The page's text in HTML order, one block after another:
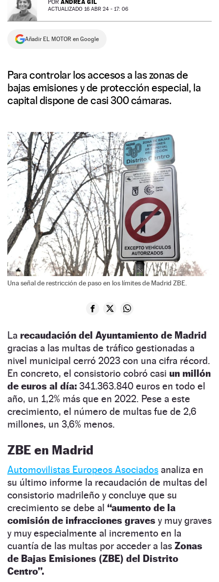
NEWSLETTER
SÍGUENOS
POR ANDREA GIL
ACTUALIZADO 16 ABR 24 - 17: 06
Añadir EL MOTOR en Google
Para controlar los accesos a las zonas de
bajas emisiones y de protección especial, la
capital dispone de casi 300 cámaras.
Una señal de restricción de paso en los límites de Madrid ZBE.
La recaudación del Ayuntamiento de Madrid
gracias a las multas de tráfico gestionadas a
nivel municipal cerró 2023 con una cifra récord.
En concreto, el consistorio cobró casi un millón
de euros al día: 341.363.840 euros en todo el
año, un 1,2% más que en 2022. Pese a este
crecimiento, el número de multas fue de 2,6
millones, un 3,6% menos.
ZBE en Madrid
Automovilistas Europeos Asociados analiza en
su último informe la recaudación de multas del
consistorio madrileño y concluye que su
crecimiento se debe al “aumento de la
comisión de infracciones graves y muy graves
y muy especialmente al incremento en la
cuantía de las multas por acceder a las Zonas
de Bajas Emisiones (ZBE) del Distrito
Centro”.